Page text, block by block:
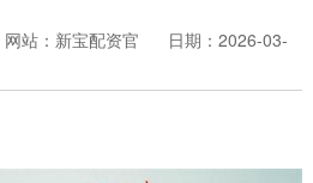
网站：新宝配资官
日期：2026-03-